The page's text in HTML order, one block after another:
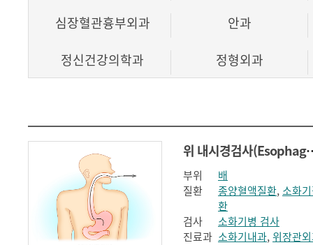
심장혈관흉부외과
안과
정신건강의학과
정형외과
위 내시경검사
부위
배
질환
종양혈액질환,소화
환
검사
소화기병 검사
진료과 소화기내과,위장관